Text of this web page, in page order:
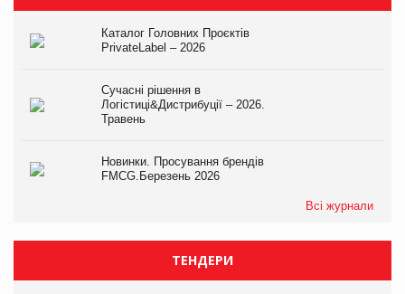
Каталог Головних Проєктів
PrivateLabel – 2026
Сучасні рішення в
Логістиці&Дистрибуції – 2026.
Травень
Новинки. Просування брендів
FMCG.Березень 2026
Всі журнали
ТЕНДЕРИ